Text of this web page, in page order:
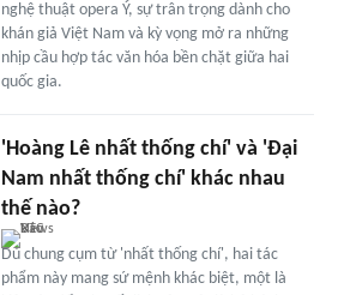
nghệ thuật opera Ý, sự trân trọng dành cho
khán giả Việt Nam và kỳ vọng mở ra những
nhịp cầu hợp tác văn hóa bền chặt giữa hai
quốc gia.
'Hoàng Lê nhất thống chí' và 'Đại
Nam nhất thống chí' khác nhau
thế nào?
Dù chung cụm từ 'nhất thống chí', hai tác
phẩm này mang sứ mệnh khác biệt, một là